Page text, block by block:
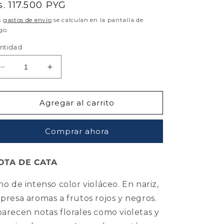
117.500 PYG
gastos de envío se calculan en la pantalla de
Reducir
cantidad
para
Senetiner
Malbec
Aumentar
cantidad
para
Nieto
Senetiner
Nicanor
Malbec
Agregar al carrito
Comprar ahora
DE CATA
de intenso color violáceo. En nariz,
aromas a frutos rojos y negros.
notas florales como violetas y